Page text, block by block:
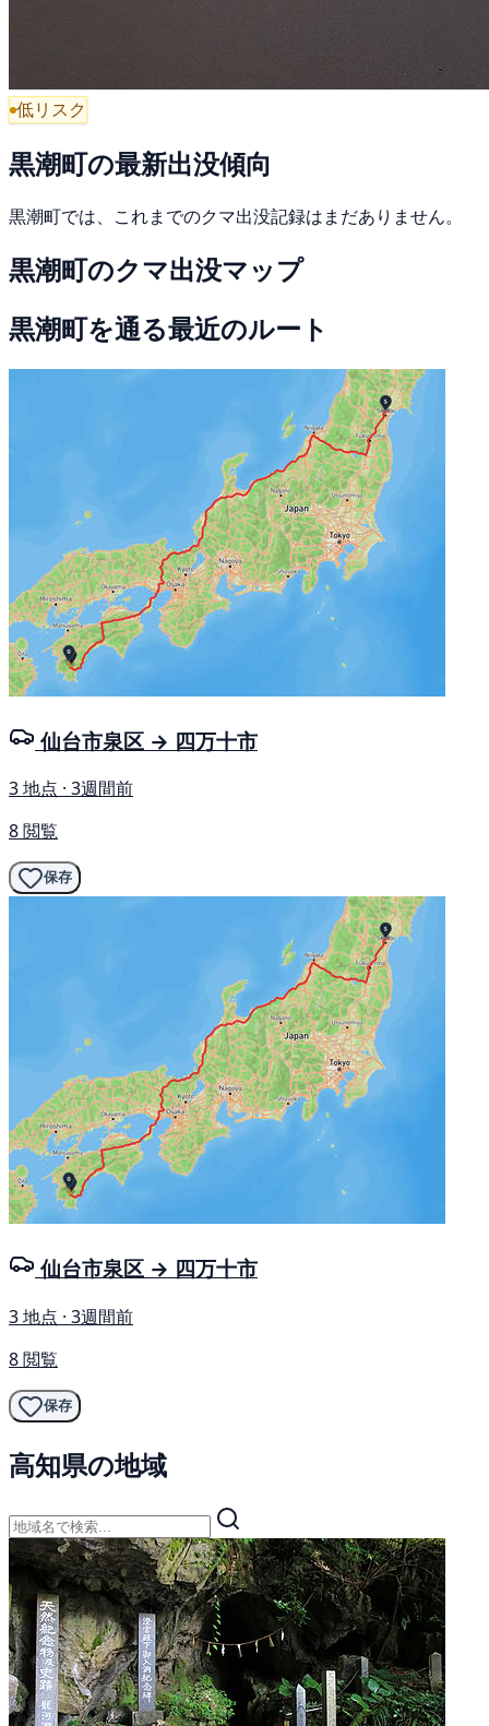
低リスク
黒潮町の最新出没傾向
黒潮町では、これまでのクマ出没記録はまだありません。
黒潮町のクマ出没マップ
黒潮町を通る最近のルート
仙台市泉区 → 四万十市
3 地点 · 3週間前
8 閲覧
保存
仙台市泉区 → 四万十市
3 地点 · 3週間前
8 閲覧
保存
高知県の地域